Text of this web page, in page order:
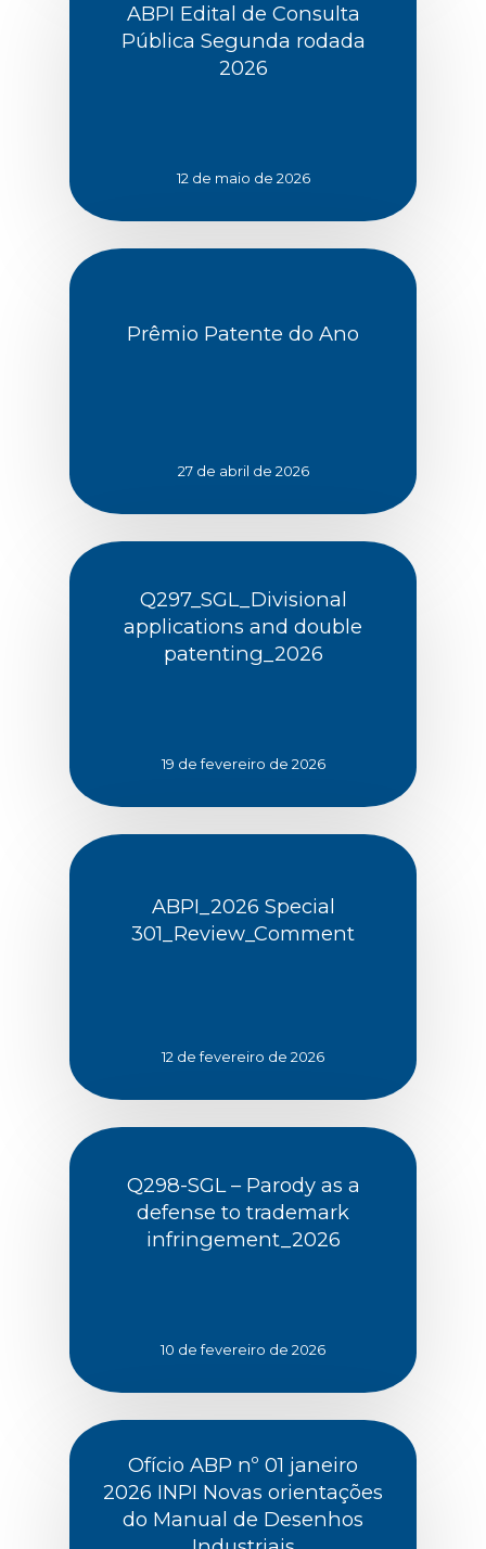
ABPI Edital de Consulta
Pública Segunda rodada
2026
12 de maio de 2026
Prêmio Patente do Ano
27 de abril de 2026
Q297_SGL_Divisional
applications and double
patenting_2026
19 de fevereiro de 2026
ABPI_2026 Special
301_Review_Comment
12 de fevereiro de 2026
Q298-SGL – Parody as a
defense to trademark
infringement_2026
10 de fevereiro de 2026
Ofício ABP nº 01 janeiro
2026 INPI Novas orientações
do Manual de Desenhos